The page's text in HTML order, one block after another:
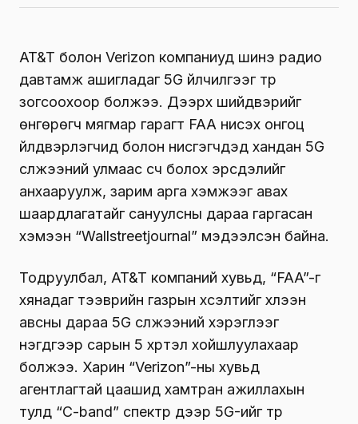
AT&T болон Verizon компаниуд шинэ радио
давтамж ашигладаг 5G үйлчилгээг түр
зогсоохоор болжээ. Дээрх шийдвэрийг
өнгөрөгч мягмар гарагт FAA нисэх онгоц
үйлдвэрлэгчид болон нисгэгчдэд хандан 5G
сүлжээний улмаас үүсч болох эрсдэлийг
анхааруулж, зарим арга хэмжээг авах
шаардлагатайг сануулсны дараа гаргасан
хэмээн “Wallstreetjournal” мэдээлсэн байна.
Тодруулбал, AT&T компаний хувьд, “FAA”-г
хянадаг тээврийн газрын хүсэлтийг хүлээн
авсны дараа 5G сүлжээний хэрэглээг
нэгдүгээр сарын 5 хүртэл хойшлуулахаар
болжээ. Харин “Verizon”-ны хувьд
агентлагтай цаашид хамтран ажиллахын
тулд “C-band” спектр дээр 5G-ийг түр